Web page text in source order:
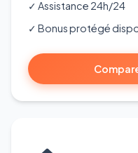
✓ Assistance 24h/24
✓ Bonus protégé